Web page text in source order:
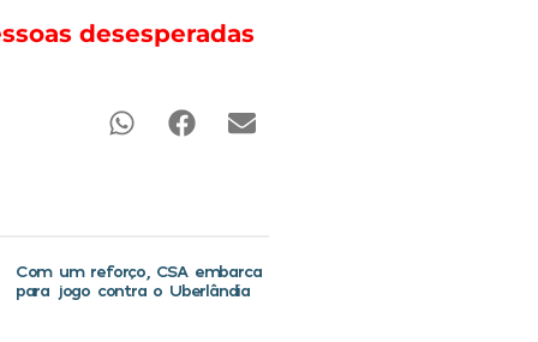
desesperadas
Com um reforço, CSA embarca
para jogo contra o Uberlândia